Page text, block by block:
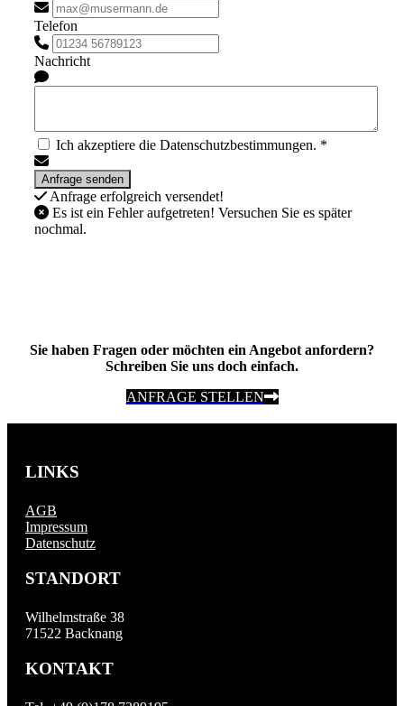
Telefon
Nachricht
Ich akzeptiere die Datenschutzbestimmungen. *
Anfrage erfolgreich versendet!
Es ist ein Fehler aufgetreten! Versuchen Sie es später
nochmal.
Sie haben Fragen oder möchten ein Angebot anfordern?
Schreiben Sie uns doch einfach.
ANFRAGE STELLEN
LINKS
AGB
Impressum
Datenschutz
STANDORT
Wilhelmstraße 38
71522 Backnang
KONTAKT